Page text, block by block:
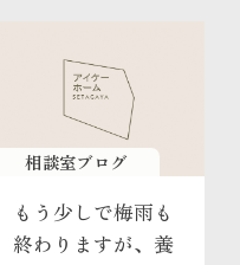
相談室ブログ
もう少しで梅雨も
終わりますが、養